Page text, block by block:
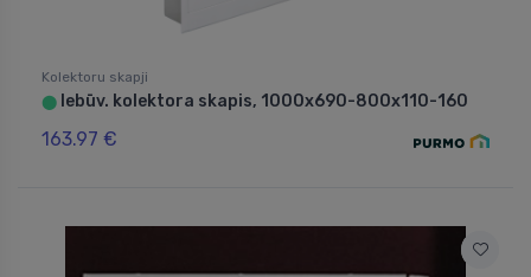
Kolektoru skapji
⬤ Iebūv. kolektora skapis, 1000x690-800x110-160
163.97 €